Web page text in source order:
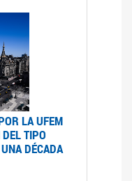
LA UFEM
TIPO
DÉCADA